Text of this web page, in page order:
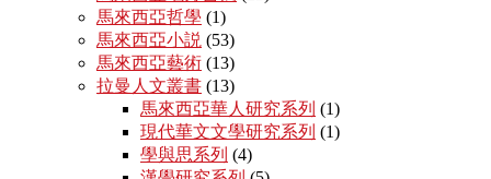
馬來西亞哲學 (1)
馬來西亞小説 (53)
馬來西亞藝術 (13)
拉曼人文叢書 (13)
馬來西亞華人研究系列 (1)
現代華文文學研究系列 (1)
學與思系列 (4)